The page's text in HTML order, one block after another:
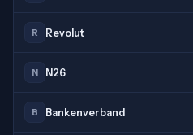
R Revolut
N N26
B Bankenverband